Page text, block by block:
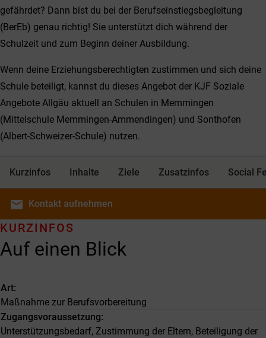
gefährdet? Dann bist du bei der Berufseinstiegsbegleitung
(BerEb) genau richtig! Sie unterstützt dich während der
Schulzeit und zum Beginn deiner Ausbildung.
Wenn deine Erziehungsberechtigten zustimmen und sich deine
Schule beteiligt, kannst du dieses Angebot der KJF Soziale
Angebote Allgäu aktuell an Schulen in Memmingen
(Mittelschule Memmingen-Ammendingen) und Sonthofen
(Albert-Schweizer-Schule) nutzen.
Kurzinfos Inhalte Ziele Zusatzinfos Social
email Kontakt aufnehmen
Auf einen Blick
KURZINFOS
Art
Maßnahme zur Berufsvorbereitung
Zugangsvoraussetzung
Unterstützungsbedarf, Zustimmung der Eltern, Beteiligung der